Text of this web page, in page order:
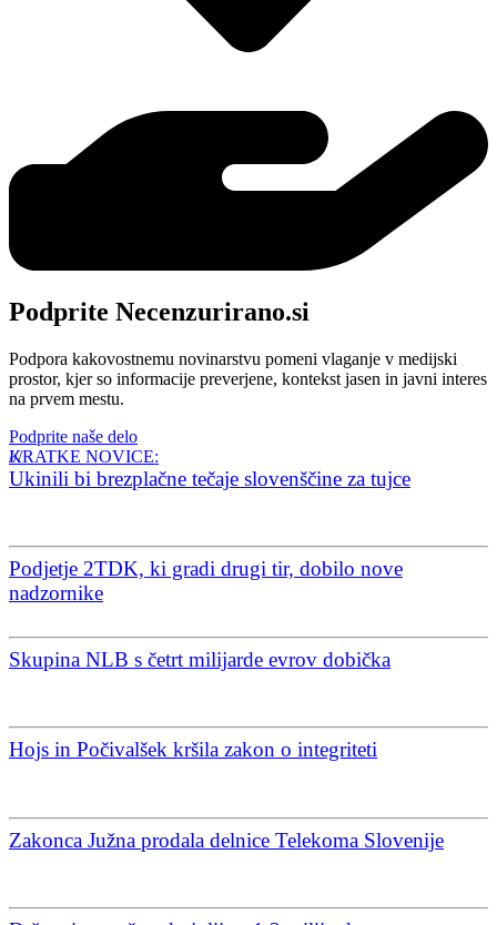
Podprite Necenzurirano.si
Podpora kakovostnemu novinarstvu pomeni vlaganje v medijski
prostor, kjer so informacije preverjene, kontekst jasen in javni interes
na prvem mestu.
Podprite naše delo
KRATKE NOVICE:
Ukinili bi brezplačne tečaje slovenščine za tujce
Podjetje 2TDK, ki gradi drugi tir, dobilo nove
nadzornike
Skupina NLB s četrt milijarde evrov dobička
Hojs in Počivalšek kršila zakon o integriteti
Zakonca Južna prodala delnice Telekoma Slovenije